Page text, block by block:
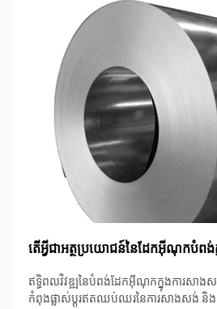
តើអ្វីជាអត្ថប្រយោជន៍នៃដែកអ៊ីណុកបំព
ឥទ្ធិពលវិវឌ្ឍនៃបំពង់ដែកអ៊ីណុកក្នុងការសា
កំពុងផ្លាស់ប្តូរឥតឈប់ឈរនៃការសាងសង់ និង